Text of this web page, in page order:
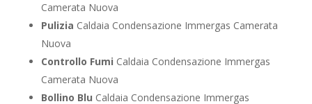
Camerata Nuova
Pulizia Caldaia Condensazione Immergas Camerata
Nuova
Controllo Fumi Caldaia Condensazione Immergas
Camerata Nuova
Bollino Blu Caldaia Condensazione Immergas